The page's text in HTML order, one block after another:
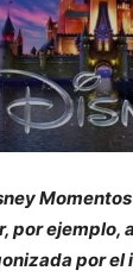
por ejemplo,
por el